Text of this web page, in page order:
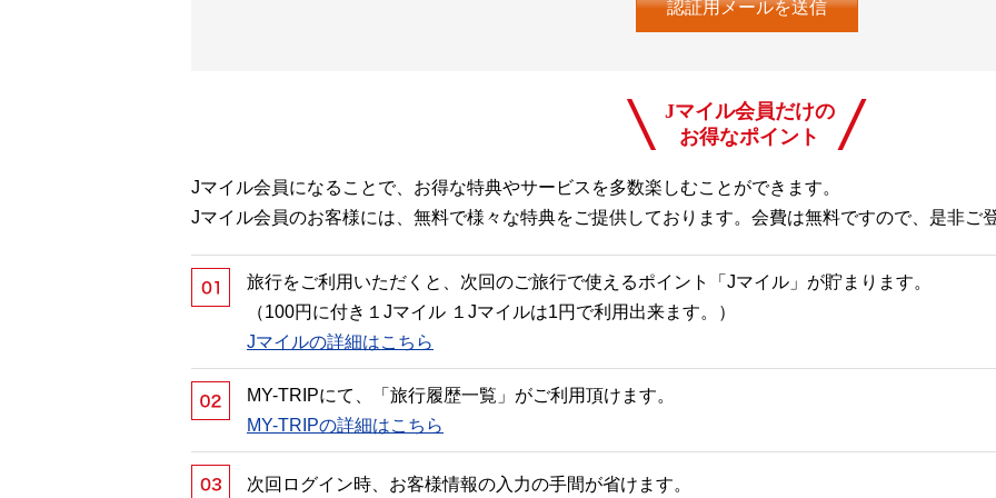
Jマイル会員だけの
お得なポイント
Jマイル会員になることで、お得な特典やサービスを多数楽しむことができます。
Jマイル会員のお客様には、無料で様々な特典をご提供しております。会費は無料ですので、是非ご
旅行をご利用いただくと、次回のご旅行で使えるポイント「Jマイル」が貯まります。
（100円に付き１Jマイル １Jマイルは1円で利用出来ます。）
Jマイルの詳細はこちら
MY-TRIPにて、「旅行履歴一覧」がご利用頂けます。
MY-TRIPの詳細はこちら
次回ログイン時、お客様情報の入力の手間が省けます。